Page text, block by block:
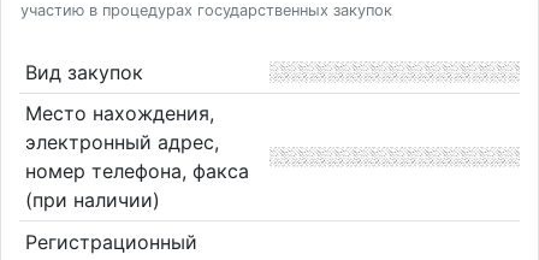
участию в процедурах государственных закупок
Вид закупок
Место нахождения,
электронный адрес,
номер телефона, факса
(при наличии)
Регистрационный